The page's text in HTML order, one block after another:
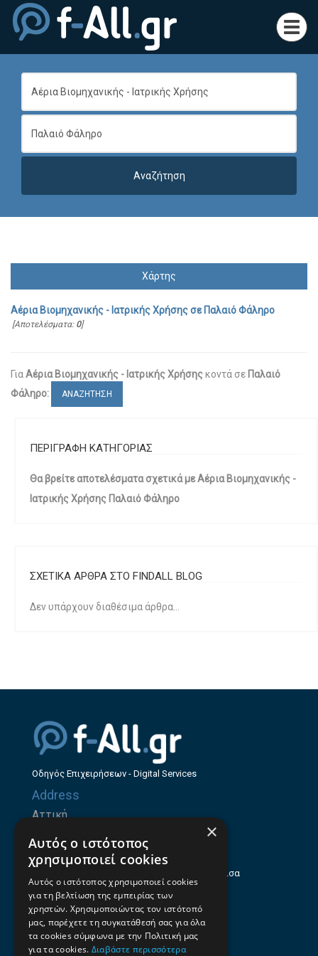
Χάρτης
Αέρια Βιομηχανικής - Ιατρικής Χρήσηςσε Παλαιό Φάληρο
[Αποτελέσματα: 0]
ΓιαΑέρια Βιομηχανικής - Ιατρικής Χρήσης κοντά σε Παλαιό
Φάληρο:
ΑΝΑΖΗΤΗΣΗ
ΠΕΡΙΓΡΑΦΗ ΚΑΤΗΓΟΡΙΑΣ
Θα βρείτε αποτελέσματα σχετικά με Αέρια Βιομηχανικής -
Ιατρικής Χρήσης Παλαιό Φάληρο
ΣΧΕΤΙΚΑ ΑΡΘΡΑ ΣΤΟ FINDALL BLOG
Δεν υπάρχουν διαθέσιμα άρθρα...
Οδηγός Επιχειρήσεων - Digital Services
Address
Αττική
Θεσσαλία
Ηρώων Πολυτεχνείου 214 (1ος Όροφος), Λάρισα
Επαγγελματικός οδηγός Λάρισας
Emails
×
Αυτός ο ιστότοπος
χρησιμοποιεί cookies
Αυτός ο ιστότοπος χρησιμοποιεί cookies
για τη βελτίωση της εμπειρίας των
χρηστών. Χρησιμοποιώντας τον ιστότοπό
μας, παρέχετε τη συγκατάθεσή σας για όλα
τα cookies σύμφωνα με την Πολιτική μας
για τα cookies. Διαβάστε περισσότερα